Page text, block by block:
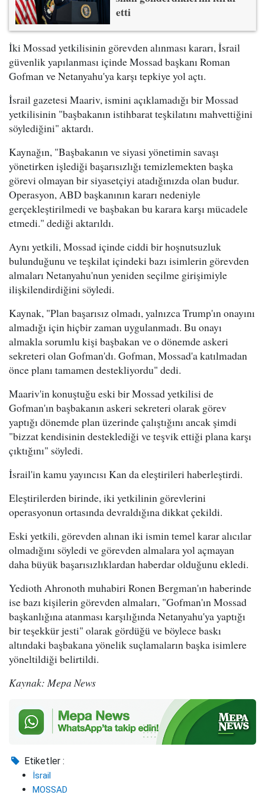
etti
İki Mossad yetkilisinin görevden alınması kararı, İsrail
güvenlik yapılanması içinde Mossad başkanı Roman
Gofman ve Netanyahu'ya karşı tepkiye yol açtı.
İsrail gazetesi Maariv, ismini açıklamadığı bir Mossad
yetkilisinin "başbakanın istihbarat teşkilatını mahvettiğini
söylediğini" aktardı.
Kaynağın, "Başbakanın ve siyasi yönetimin savaşı
yönetirken işlediği başarısızlığı temizlemekten başka
görevi olmayan bir siyasetçiyi atadığınızda olan budur.
Operasyon, ABD başkanının kararı nedeniyle
gerçekleştirilmedi ve başbakan bu karara karşı mücadele
etmedi." dediği aktarıldı.
Aynı yetkili, Mossad içinde ciddi bir hoşnutsuzluk
bulunduğunu ve teşkilat içindeki bazı isimlerin görevden
almaları Netanyahu'nun yeniden seçilme girişimiyle
ilişkilendirdiğini söyledi.
Kaynak, "Plan başarısız olmadı, yalnızca Trump'ın onayını
almadığı için hiçbir zaman uygulanmadı. Bu onayı
almakla sorumlu kişi başbakan ve o dönemde askeri
sekreteri olan Gofman'dı. Gofman, Mossad'a katılmadan
önce planı tamamen destekliyordu" dedi.
Maariv'in konuştuğu eski bir Mossad yetkilisi de
Gofman'ın başbakanın askeri sekreteri olarak görev
yaptığı dönemde plan üzerinde çalıştığını ancak şimdi
"bizzat kendisinin desteklediği ve teşvik ettiği plana karşı
çıktığını" söyledi.
İsrail'in kamu yayıncısı Kan da eleştirileri haberleştirdi.
Eleştirilerden birinde, iki yetkilinin görevlerini
operasyonun ortasında devraldığına dikkat çekildi.
Eski yetkili, görevden alınan iki ismin temel karar alıcılar
olmadığını söyledi ve görevden almalara yol açmayan
daha büyük başarısızlıklardan haberdar olduğunu ekledi.
Yedioth Ahronoth muhabiri Ronen Bergman'ın haberinde
ise bazı kişilerin görevden almaları, "Gofman'ın Mossad
başkanlığına atanması karşılığında Netanyahu'ya yaptığı
bir teşekkür jesti" olarak gördüğü ve böylece baskı
altındaki başbakana yönelik suçlamaların başka isimlere
yöneltildiği belirtildi.
Kaynak: Mepa News
Etiketler :
İsrail
MOSSAD